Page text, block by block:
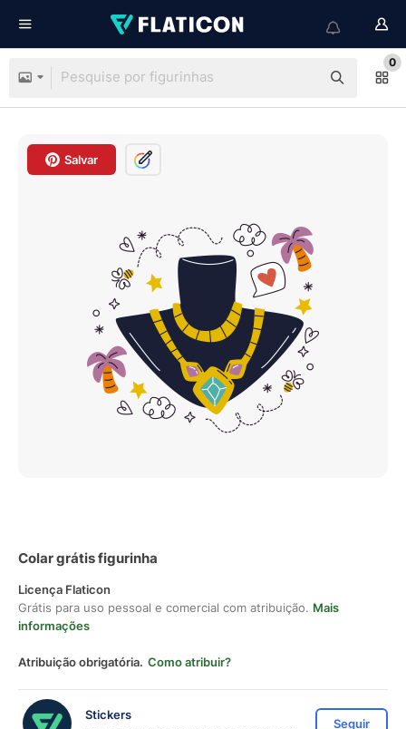
0
Salvar
Colar grátis figurinha
Licença Flaticon
Grátis para uso pessoal e comercial com atribuição. Mais
informações
Atribuição obrigatória. Como atribuir?
Stickers
Seguir